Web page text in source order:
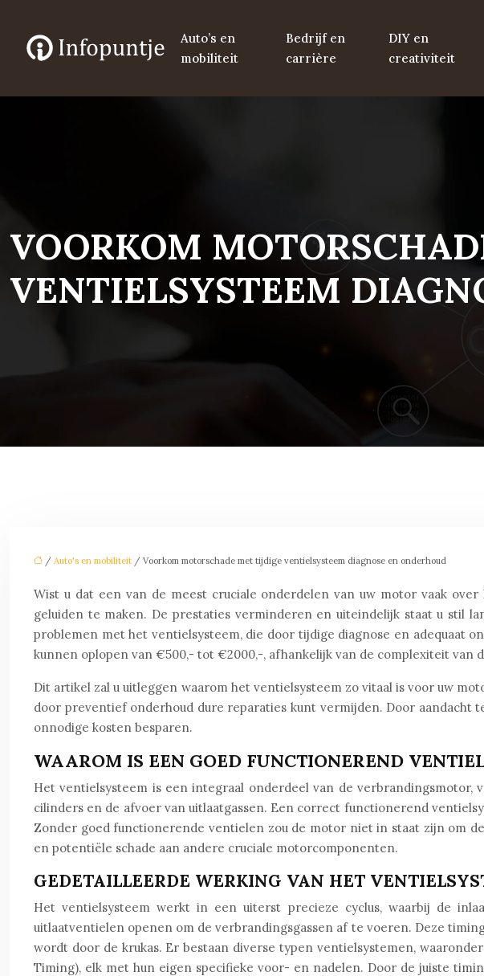
Auto’s en
mobiliteit
Bedrijf en
carrière
DIY en
creativiteit
VOORKOM
VENTIELSYSTEEM
/ Auto's en mobiliteit / Voorkom motorschade met tijdige ventielsysteem diagnose en onderhoud
Wist u dat een van de meest cruciale onderdelen van uw motor vaak
geluiden te maken. De prestaties verminderen en uiteindelijk staat u stil
problemen met het ventielsysteem, die door tijdige diagnose en adequaat
kunnen oplopen van €500,- tot €2000,-, afhankelijk van de complexiteit van
Dit artikel zal u uitleggen waarom het ventielsysteem zo vitaal is voor uw
door preventief onderhoud dure reparaties kunt vermijden. Door aandacht
onnodige kosten besparen.
WAAROM IS EEN GOED FUNCTIONEREND
Het ventielsysteem is een integraal onderdeel van de
cilinders en de afvoer van uitlaatgassen. Een correct functionerend
Zonder goed functionerende ventielen zou de motor niet in staat zijn om
en potentiële schade aan andere cruciale motorcomponenten.
GEDETAILLEERDE WERKING VAN HET
Het ventielsysteem werkt in een uiterst precieze cyclus, waarbij de
uitlaatventielen openen om de verbrandingsgassen af te voeren. Deze
wordt door de krukas. Er bestaan diverse typen ventielsystemen,
Timing), elk met hun eigen specifieke voor- en nadelen. Door de juiste